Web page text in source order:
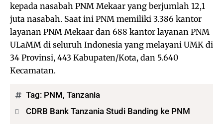
kepada nasabah PNM Mekaar yang berjumlah 12,1
juta nasabah. Saat ini PNM memiliki 3.386 kantor
layanan PNM Mekaar dan 688 kantor layanan PNM
ULaMM di seluruh Indonesia yang melayani UMK di
34 Provinsi, 443 Kabupaten/Kota, dan 5.640
Kecamatan.
Tag: PNM, Tanzania
CDRB Bank Tanzania Studi Banding ke PNM